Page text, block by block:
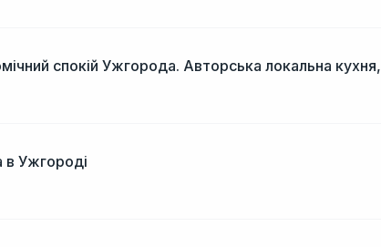
спокій Ужгорода. Авторська локальна
в Ужгороді